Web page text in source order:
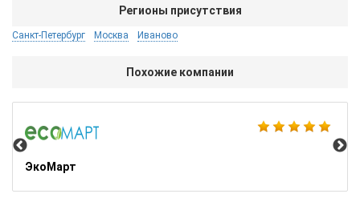
Регионы присутствия
Санкт-Петербург Москва Иваново
Похожие компании
ЭкоМарт